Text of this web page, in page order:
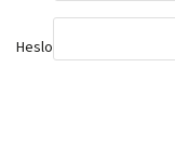
Heslo